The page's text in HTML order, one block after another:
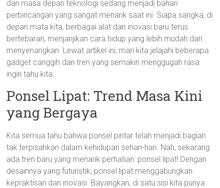
dan masa depan teknologi sedang menjadi bahan
perbincangan yang sangat menarik saat ini. Siapa sangka, di
depan mata kita, berbagai alat dan inovasi baru terus
bertebaran, menjanjikan cara hidup yang lebih mudah dan
menyenangkan. Lewat artikel ini, mari kita jelajahi beberapa
gadget canggih dan tren yang semakin menggugah rasa
ingin tahu kita.
Ponsel Lipat: Trend Masa Kini
yang Bergaya
Kita semua tahu bahwa ponsel pintar telah menjadi bagian
tak terpisahkan dalam kehidupan sehari-hari. Nah, sekarang
ada tren baru yang menarik perhatian: ponsel lipat! Dengan
desainnya yang futuristik, ponsel lipat menggabungkan
kepraktisan dan inovasi. Bayangkan, di satu sisi kita punya